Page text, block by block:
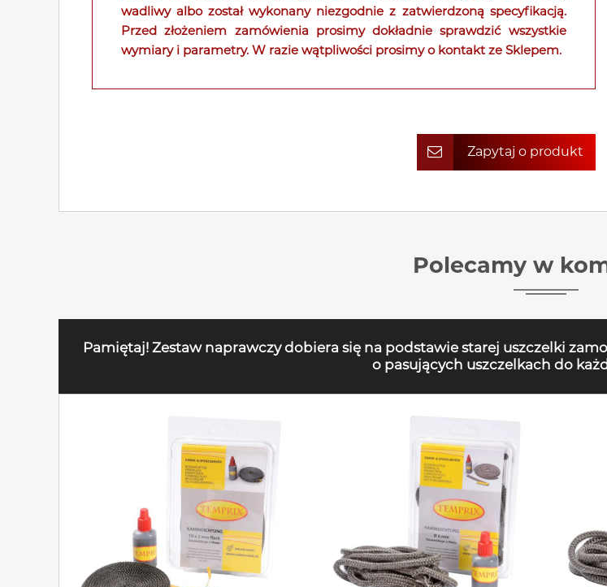
wadliwy albo został wykonany niezgodnie z zatwierdzoną specyfikacją.
Przed złożeniem zamówienia prosimy dokładnie sprawdzić wszystkie
wymiary i parametry. W razie wątpliwości prosimy o kontakt ze Sklepem.
Zapytaj o produkt
Polecamy w
Pamiętaj! Zestaw naprawczy dobiera się na podstawie starej uszczelki
o pasujących uszczelkach do